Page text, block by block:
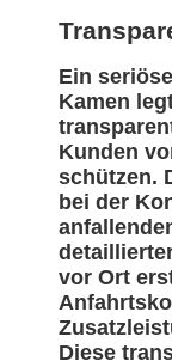
Ein
Kamen
Kunden
schützen.
bei der
vor Ort
Diese